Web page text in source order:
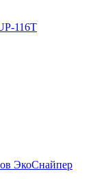
116T
ЭкоСнайпер